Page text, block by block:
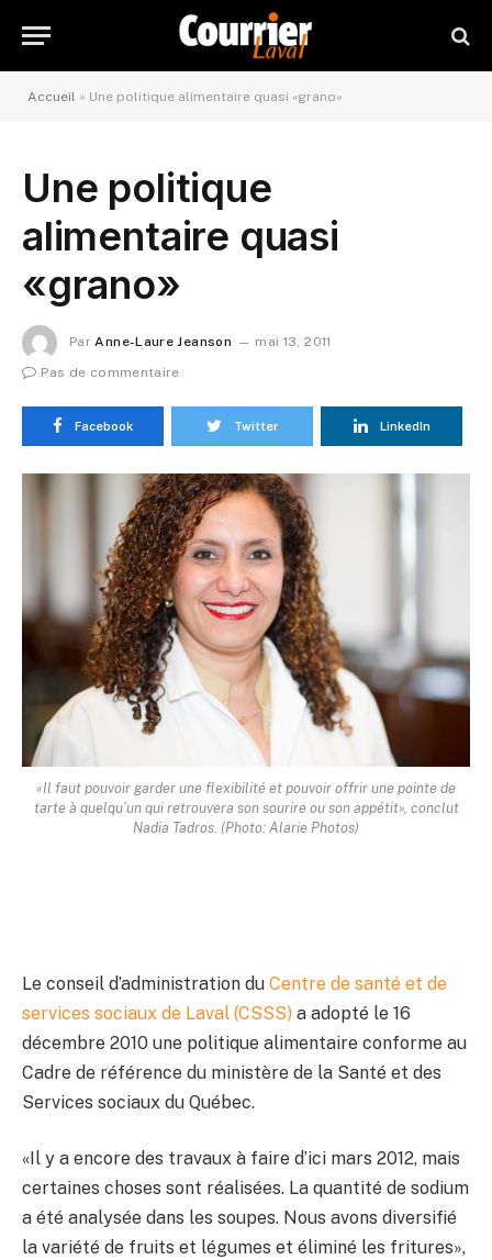
Accueil » Une politique alimentaire quasi «grano»
Une politique
alimentaire quasi
«grano»
Par Anne-Laure Jeanson
mai 13, 2011
Pas de commentaire
Facebook Twitter LinkedIn
«Il faut pouvoir garder une flexibilité et pouvoir offrir une pointe de
tarte à quelqu’un qui retrouvera son sourire ou son appétit», conclut
Nadia Tadros. (Photo: Alarie Photos)
Le conseil d’administration du Centre de santé et de
services sociaux de Laval (CSSS) a adopté le 16
décembre 2010 une politique alimentaire conforme au
Cadre de référence du ministère de la Santé et des
Services sociaux du Québec.
«Il y a encore des travaux à faire d’ici mars 2012, mais
certaines choses sont réalisées. La quantité de sodium
a été analysée dans les soupes. Nous avons diversifié
la variété de fruits et légumes et éliminé les fritures»,